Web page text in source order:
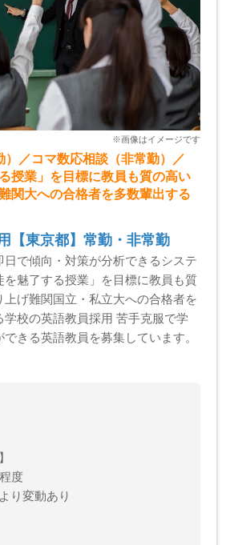
）／コマ数応相談（非常勤）／
授業」を目標に教員も質の高い
関大への合格者を多数輩出する
【東京都】常勤・非常勤
日で傾向・対策が分析できるシステ
を魅了する授業」を目標に教員も質
上げ難関国立・私立大への合格者を
学校の英語教員採用 苦手克服で学
きる英語教員を募集しています。
度
り変動あり